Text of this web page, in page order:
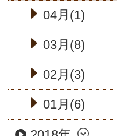
04月(1)
03月(8)
02月(3)
01月(6)